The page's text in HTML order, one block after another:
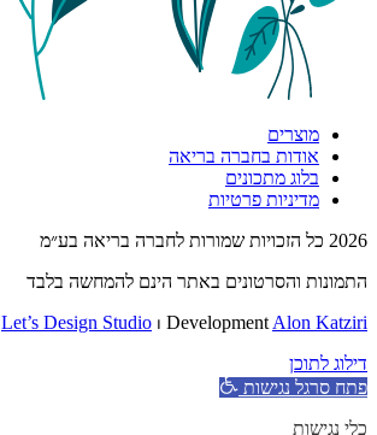
מוצרים
אודות בחברה בריאה
בלוג מתכונים
מדיניות פרטיות
2026 כל הזכויות שמורות לחברה בריאה בע״מ
התמונות והסרטונים באתר הינם להמחשה בלבד
Let’s Design Studio ⏐ Development Alon Katziri
דילוג לתוכן
פתח סרגל נגישות
כלי נגישות